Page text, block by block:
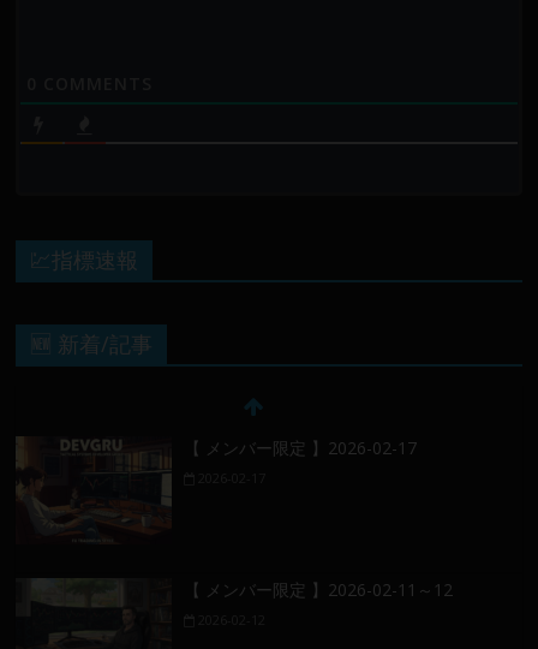
💹指標速報
🆕 新着/記事
【 メンバー限定 】2026-02-17
【 メンバー限定 】2026-02-11～12